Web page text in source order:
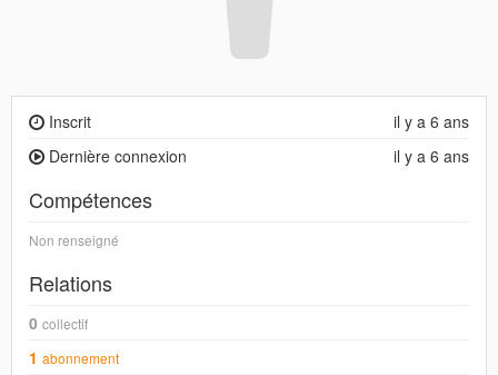
il y a 6 ans
Inscrit
il y a 6 ans
Dernière connexion
Compétences
Non renseigné
Relations
0 collectif
1 abonnement